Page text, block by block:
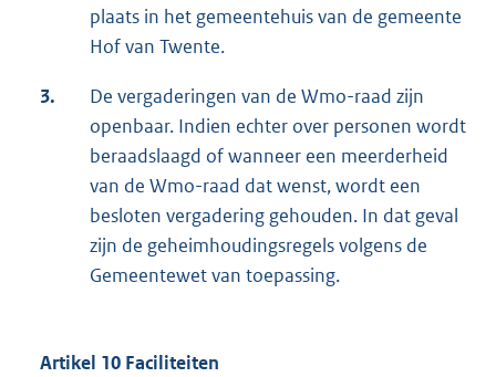
plaats in het gemeentehuis van de gemeente
Hof van Twente.
3.
De vergaderingen van de Wmo-raad zijn
openbaar. Indien echter over personen wordt
beraadslaagd of wanneer een meerderheid
van de Wmo-raad dat wenst, wordt een
besloten vergadering gehouden. In dat geval
zijn de geheimhoudingsregels volgens de
Gemeentewet van toepassing.
Artikel 10 Faciliteiten